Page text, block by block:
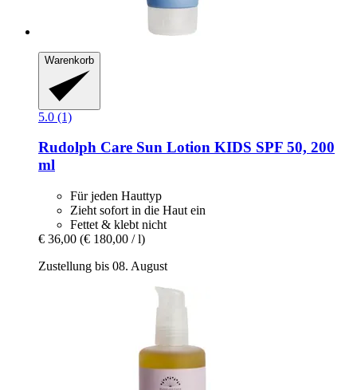
Warenkorb
5.0 (1)
Rudolph Care Sun Lotion KIDS SPF 50, 200
ml
Für jeden Hauttyp
Zieht sofort in die Haut ein
Fettet & klebt nicht
€ 36,00 (€ 180,00 / l)
Zustellung bis 08. August